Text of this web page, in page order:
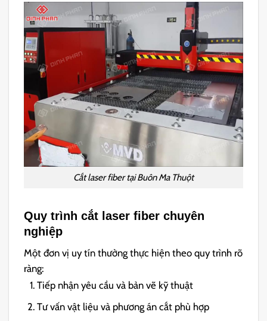
Cắt laser fiber tại Buôn Ma Thuột
Quy trình cắt laser fiber chuyên
nghiệp
Một đơn vị uy tín thường thực hiện theo quy trình rõ
ràng:
Tiếp nhận yêu cầu và bản vẽ kỹ thuật
Tư vấn vật liệu và phương án cắt phù hợp